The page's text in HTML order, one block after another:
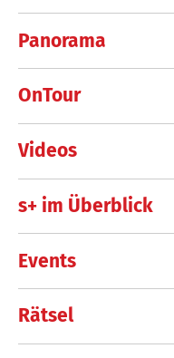
Panorama
OnTour
Videos
s+ im Überblick
Events
Rätsel